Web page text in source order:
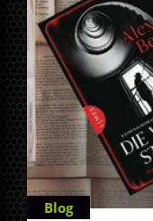
Blog